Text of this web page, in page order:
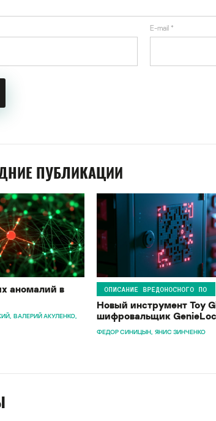
E-mail *
ПУБЛИКАЦИИ
аномалий в
ВАЛЕРИЙ АКУЛЕНКО
ОПИСАНИЕ ВРЕДОНОСНОГО ПО
Новый инструмент Toy
шифровальщик
ФЕДОР СИНИЦЫН ЯНИС ЗИНЧЕНКО